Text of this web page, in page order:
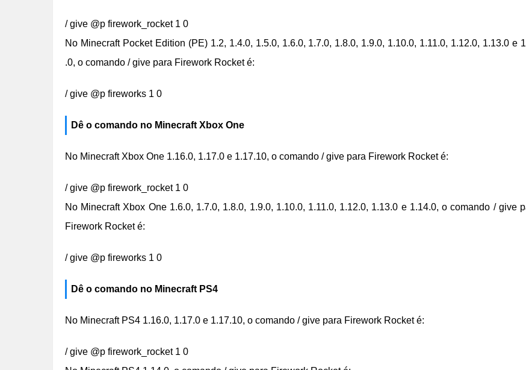
/ give @p firework_rocket 1 0
No Minecraft Pocket Edition (PE) 1.2, 1.4.0, 1.5.0, 1.6.0, 1.7.0, 1.8.0, 1.9.0, 1.10.0, 1.11.0, 1.12.0, 1.13.0 e
.0, o comando / give para Firework Rocket é:
/ give @p fireworks 1 0
Dê o comando no Minecraft Xbox One
No Minecraft Xbox One 1.16.0, 1.17.0 e 1.17.10, o comando / give para Firework Rocket é:
/ give @p firework_rocket 1 0
No Minecraft Xbox One 1.6.0, 1.7.0, 1.8.0, 1.9.0, 1.10.0, 1.11.0, 1.12.0, 1.13.0 e 1.14.0, o comando / give
Firework Rocket é:
/ give @p fireworks 1 0
Dê o comando no Minecraft PS4
No Minecraft PS4 1.16.0, 1.17.0 e 1.17.10, o comando / give para Firework Rocket é:
/ give @p firework_rocket 1 0